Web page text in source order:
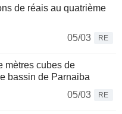
de réais au quatrième
05/03
RE
mètres cubes de
bassin de Parnaiba
05/03
RE